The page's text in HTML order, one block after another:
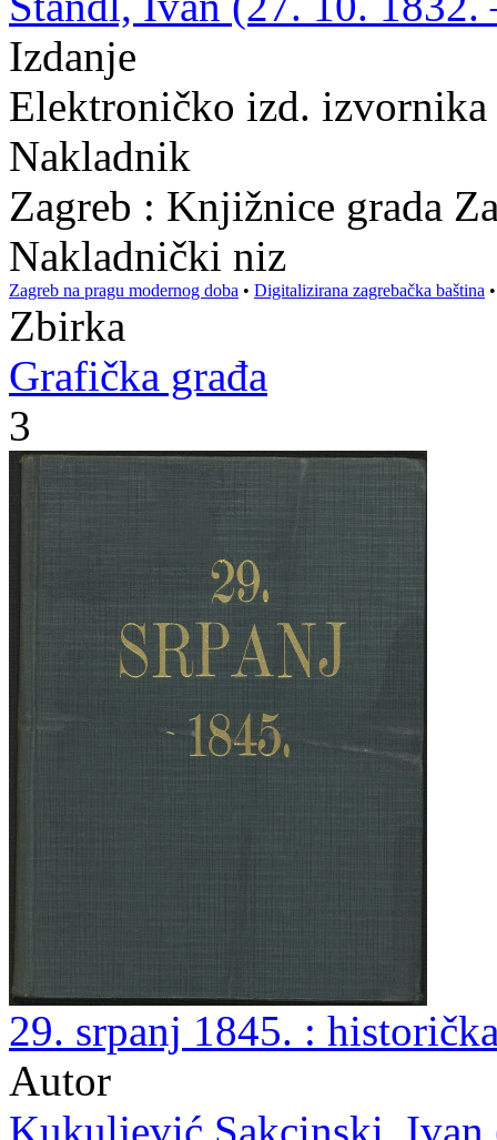
Izdanje
Elektroničko izd. izvornika
Nakladnik
Zagreb : Knjižnice grada
Nakladnički niz
Zagreb na pragu modernog doba • Digitalizirana zagrebačka baština
Zbirka
Grafička građa
3
29. srpanj 1845. :
Autor